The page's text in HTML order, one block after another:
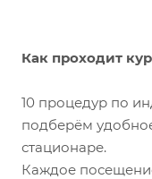
Как проходит
10 процедур по
подберём
стационаре.
Каждое